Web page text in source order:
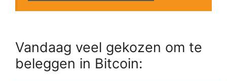
Vandaag veel gekozen om te
beleggen in Bitcoin: